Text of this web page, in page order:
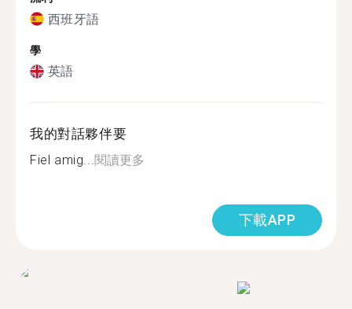
西班牙語
學
英語
我的對話夥伴要
Fiel amig...閱讀更多
下載APP